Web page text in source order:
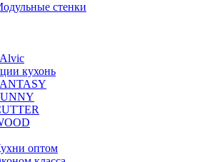
стенки
кухонь
оптом